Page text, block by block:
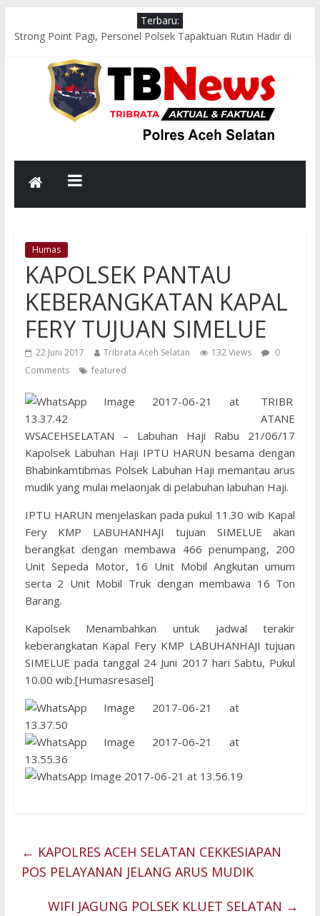
Terbaru:
Strong Point Pagi, Personel Polsek Tapaktuan Rutin Hadir di
Respons Cepat Polsek Sawang Bersama TNI, Damkar, dan
PLN Evakuasi Pohon Tumbang, Jalur Nasional Kembali Lancar
Aksi Cepat Polres Aceh Selatan Evakuasi Pohon Tumbang,
Jalur Nasional Tapaktuan–Medan Kembali Lancar
Bhabinkamtibmas Polsek Kluet Selatan Sambangi Warga,
Melalui Binrohtal Virtual, Polres Aceh Selatan Perkokoh
Keimanan dan Integritas Personel
Humas
KAPOLSEK PANTAU
KEBERANGKATAN KAPAL
FERY TUJUAN SIMELUE
22 Juni 2017 Tribrata Aceh Selatan 132 Views
0
Comments
featured
TRIBR
ATANE
WSACEHSELATAN – Labuhan Haji Rabu 21/06/17
Kapolsek Labuhan Haji IPTU HARUN besama dengan
Bhabinkamtibmas Polsek Labuhan Haji memantau arus
mudik yang mulai melaonjak di pelabuhan labuhan Haji.
IPTU HARUN menjelaskan pada pukul 11.30 wib Kapal
Fery KMP LABUHANHAJI tujuan SIMELUE akan
berangkat dengan membawa 466 penumpang, 200
Unit Sepeda Motor, 16 Unit Mobil Angkutan umum
serta 2 Unit Mobil Truk dengan membawa 16 Ton
Barang.
Kapolsek Menambahkan untuk jadwal terakir
keberangkatan Kapal Fery KMP LABUHANHAJI tujuan
SIMELUE pada tanggal 24 Juni 2017 hari Sabtu, Pukul
10.00 wib.[Humasresasel]
← KAPOLRES ACEH SELATAN CEKKESIAPAN
POS PELAYANAN JELANG ARUS MUDIK
WIFI JAGUNG POLSEK KLUET SELATAN →